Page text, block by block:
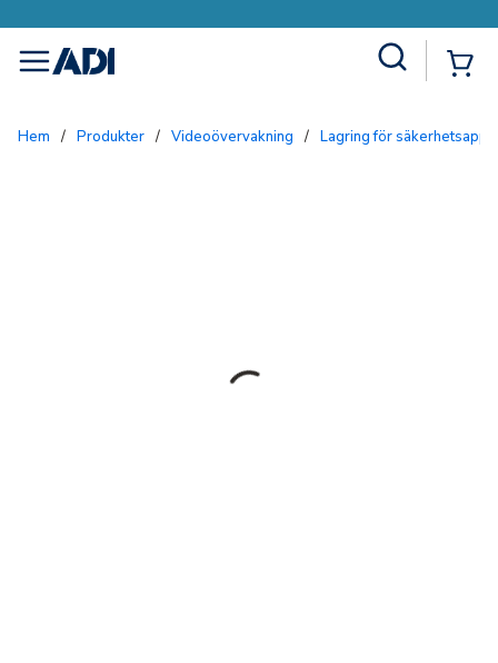
menu
Hem / Produkter / Videoövervakning / Lagring för